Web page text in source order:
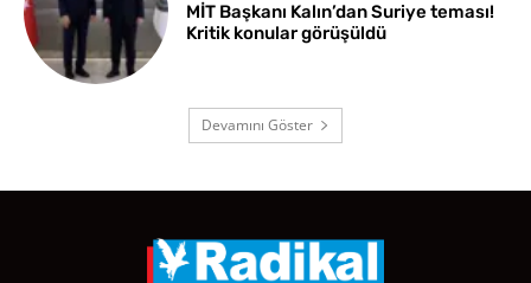
MİT Başkanı Kalın’dan Suriye teması!
Kritik konular görüşüldü
Devamını Göster